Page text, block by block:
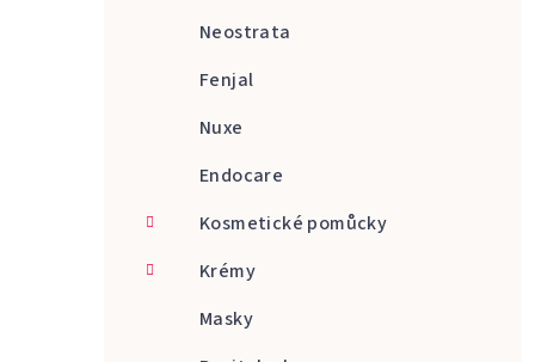
Neostrata
Fenjal
Nuxe
Endocare
Kosmetické pomůcky
Krémy
Masky